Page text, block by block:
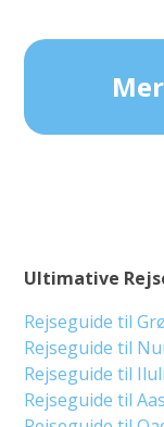
Ultimative
Rejseguide til
Rejseguide til
Rejseguide til
Rejseguide til